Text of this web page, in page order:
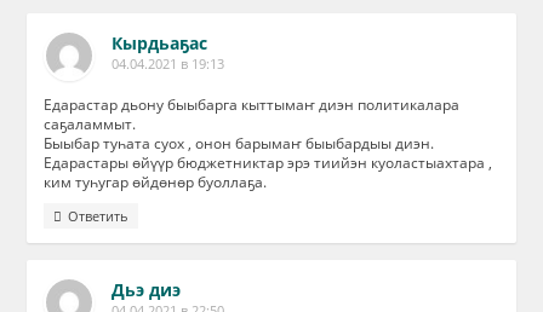
Кырдьаҕас
04.04.2021 в 19:13
Едарастар дьону быыбарга кыттымаҥ диэн политикалара
саҕаламмыт.
Быыбар туһата суох , онон барымаҥ быыбардыы диэн.
Едарастары өйүүр бюджетниктар эрэ тиийэн куоластыахтара ,
ким туһугар өйдөнөр буоллаҕа.
Ответить
Дьэ диэ